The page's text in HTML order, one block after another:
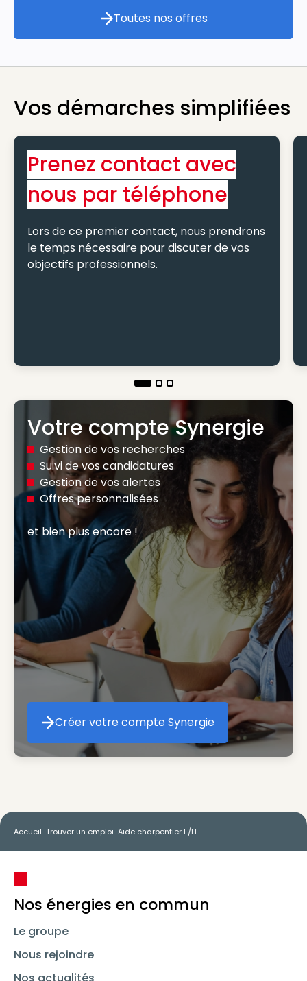
Toutes nos offres
Toutes nos offres
Vos démarches simplifiées
Prenez contact avec
nous par téléphone
Lors de ce premier contact, nous prendrons
le temps nécessaire pour discuter de vos
objectifs professionnels.
Votre compte Synergie
Gestion de vos recherches
Suivi de vos candidatures
Gestion de vos alertes
Offres personnalisées
et bien plus encore !
Créer votre compte Synergie
Créer votre compte Synergie
Accueil-Trouver un emploi-Aide charpentier F/H
Nos énergies en commun
Le groupe
Nous rejoindre